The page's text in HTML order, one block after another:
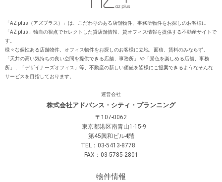
「AZ plus（アズプラス）」は、こだわりのある店舗物件、事務所物件をお探しのお客様に
「AZ plus」独⾃の視点でセレクトした貸店舗情報、貸オフィス情報を提供する不動産サイトで
す。
様々な個性ある店舗物件、オフィス物件をお探しのお客様に⽴地、⾯積、賃料のみならず、
「天井の⾼い気持ちの良い空間を提供できる店舗、事務所」 や「景⾊を楽しめる店舗、事務
所」、「デザイナーズオフィス」等、不動産の新しい価値を皆様にご提案できるようなそんな
サービスを⽬指しております。
運営会社
株式会社アドバンス・シティ・プランニング
〒107-0062
東京都港区南青山1-15-9
第45興和ビル4階
TEL：03-5413-8778
FAX：03-5785-2801
物件情報